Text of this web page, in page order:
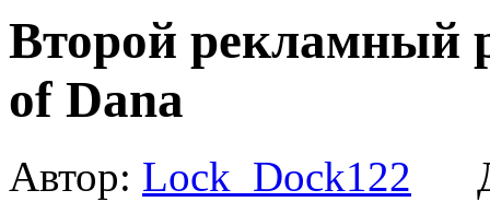
Второй рекламный
of Dana
Автор: Lock_Dock122